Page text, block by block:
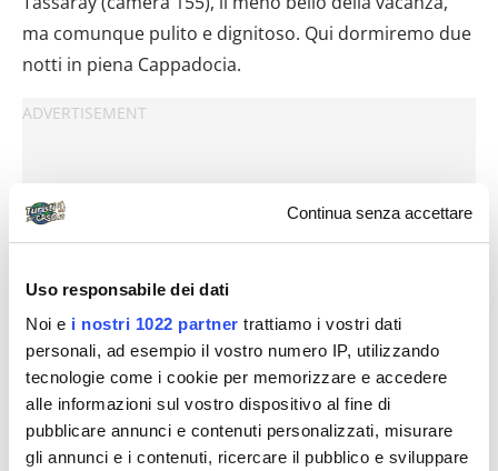
Continua senza accettare
Uso responsabile dei dati
Noi e i nostri 1022 partner trattiamo i vostri dati
personali, ad esempio il vostro numero IP, utilizzando
tecnologie come i cookie per memorizzare e accedere
alle informazioni sul vostro dispositivo al fine di
pubblicare annunci e contenuti personalizzati, misurare
gli annunci e i contenuti, ricercare il pubblico e sviluppare
ma comunque pulito e dignitoso. Qui dormiremo due
notti in piena Cappadocia.